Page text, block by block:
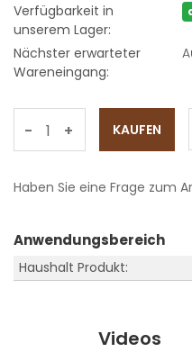
Verfügbarkeit in
unserem Lager:
Nächster erwarteter
Wareneingang:
- +
Haben Sie eine Frage zum
Anwendungsbereich
Haushalt Produkt:
Videos